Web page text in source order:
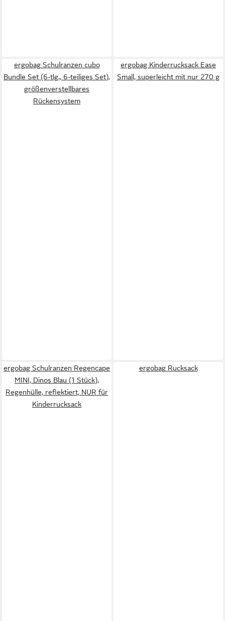
ergobag Schulranzen cubo
Bundle Set (6-tlg., 6-teiliges Set),
größenverstellbares
Rückensystem
ergobag Kinderrucksack Ease
Small, superleicht mit nur 270 g
ergobag Schulranzen Regencape
MINI, Dinos Blau (1 Stück),
Regenhülle, reflektiert, NUR für
Kinderrucksack
ergobag Rucksack